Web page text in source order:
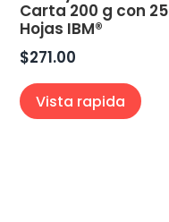
Carta 200 g con 25
Hojas IBM®
$271.00
Vista rapida